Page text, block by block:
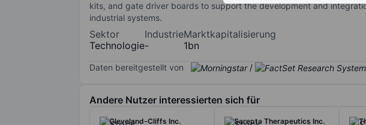
kits, and gate driver boards to support the development and
industrial systems.
Sektor
Technologie
Industrie
-
Marktkapitalisierung
1bn
Daten bereitgestellt von /
Andere Nutzer interessierten sich für
Cleveland-Cliffs Inc. Sarepta Therapeutics Inc.